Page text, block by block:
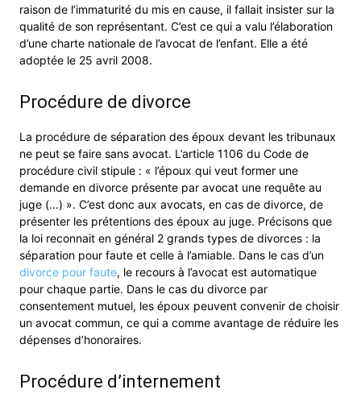
raison de l’immaturité du mis en cause, il fallait insister sur la
qualité de son représentant. C’est ce qui a valu l’élaboration
d’une charte nationale de l’avocat de l’enfant. Elle a été
adoptée le 25 avril 2008.
Procédure de divorce
La procédure de séparation des époux devant les tribunaux
ne peut se faire sans avocat. L’article 1106 du Code de
procédure civil stipule : « l’époux qui veut former une
demande en divorce présente par avocat une requête au
juge (…) ». C’est donc aux avocats, en cas de divorce, de
présenter les prétentions des époux au juge. Précisons que
la loi reconnait en général 2 grands types de divorces : la
séparation pour faute et celle à l’amiable. Dans le cas d’un
divorce pour faute, le recours à l’avocat est automatique
pour chaque partie. Dans le cas du divorce par
consentement mutuel, les époux peuvent convenir de choisir
un avocat commun, ce qui a comme avantage de réduire les
dépenses d’honoraires.
Procédure d’internement